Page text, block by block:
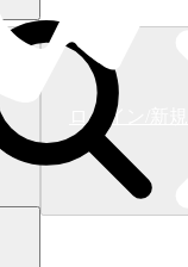
ログイン/新